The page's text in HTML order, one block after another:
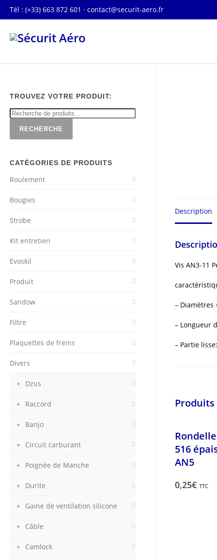
Tél : (+33) 663 872 601 · contact@securit-aero.fr
Description
Vis AN3-11
– Diamètres
– Longueur
– Partie
516
AN5
0,25€ TTC
TROUVEZ VOTRE PRODUIT:
RECHERCHE
CATÉGORIES DE PRODUITS
Roulement
Bougies
Strobe
Kit entretien
Evoskil
Produit
Sandow
Filtre
Plaquettes de freins
Divers
Dzus
Raccord
Banjo
Circuit carburant
Poignée de Manche
Durite
Gaine de ventilation silicone
Câble
Camlock